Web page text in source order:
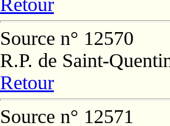
Retour
Source n° 12570
R.P. de Saint-
Retour
Source n° 12571